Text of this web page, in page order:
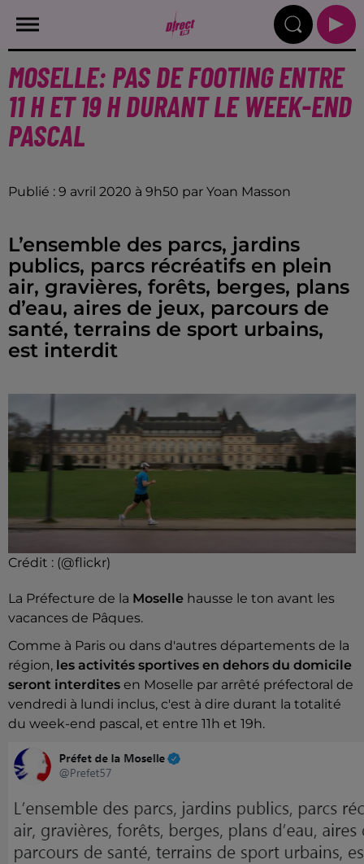
MOSELLE: PAS DE FOOTING ENTRE
11 H ET 19 H DURANT LE WEEK-END
PASCAL
Publié : 9 avril 2020 à 9h50 par Yoan Masson
L’ensemble des parcs, jardins
publics, parcs récréatifs en plein
air, gravières, forêts, berges, plans
d’eau, aires de jeux, parcours de
santé, terrains de sport urbains,
est interdit
Crédit : (@flickr)
La Préfecture de la Moselle hausse le ton avant les
vacances de Pâques.
Comme à Paris ou dans d'autres départements de la
région, les activités sportives en dehors du domicile
seront interdites en Moselle par arrêté préfectoral de
vendredi à lundi inclus, c'est à dire durant la totalité
du week-end pascal, et entre 11h et 19h.